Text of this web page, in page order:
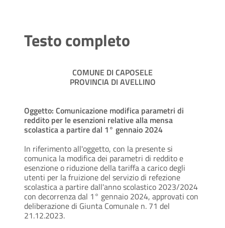
Testo completo
COMUNE DI CAPOSELE
PROVINCIA DI AVELLINO
Oggetto: Comunicazione modifica parametri di
reddito per le esenzioni relative alla mensa
scolastica a partire dal 1° gennaio 2024
In riferimento all'oggetto, con la presente si
comunica la modifica dei parametri di reddito e
esenzione o riduzione della tariffa a carico degli
utenti per la fruizione del servizio di refezione
scolastica a partire dall'anno scolastico 2023/2024
con decorrenza dal 1° gennaio 2024, approvati con
deliberazione di Giunta Comunale n. 71 del
21.12.2023.